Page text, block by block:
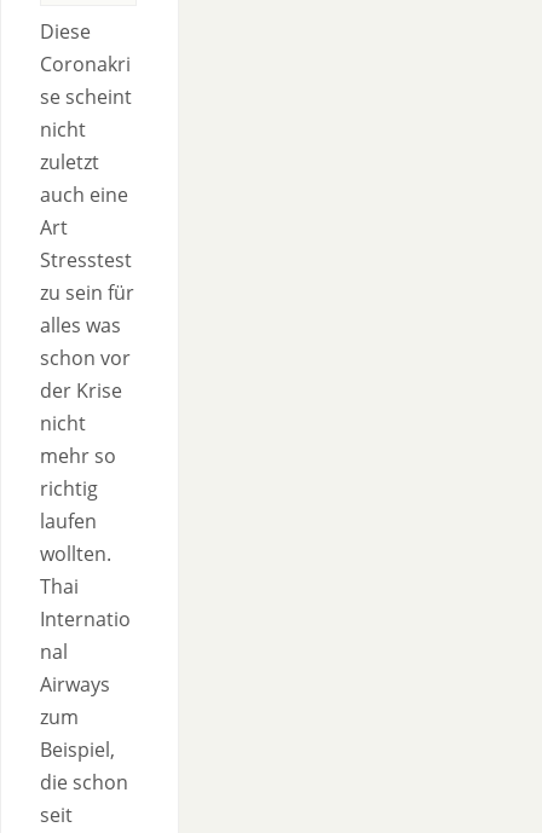
Diese
Coronakri
se scheint
nicht
zuletzt
auch eine
Art
Stresstest
zu sein für
alles was
schon vor
der Krise
nicht
mehr so
richtig
laufen
wollten.
Thai
Internatio
nal
Airways
zum
Beispiel,
die schon
seit